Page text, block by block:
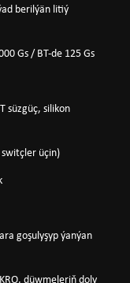
berilýän litiý
Gs / BT-de 125 Gs
süzgüç, silikon
üçin)
goşulyşyp ýanýan
düwmeleriň doly